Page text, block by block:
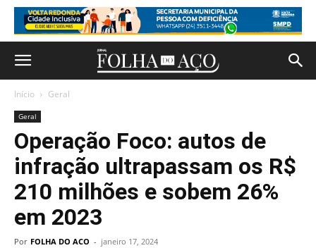
Início Geral
Geral
Operação Foco: autos de
infração ultrapassam os R$
210 milhões e sobem 26%
em 2023
Por FOLHA DO ACO - janeiro 17, 2024